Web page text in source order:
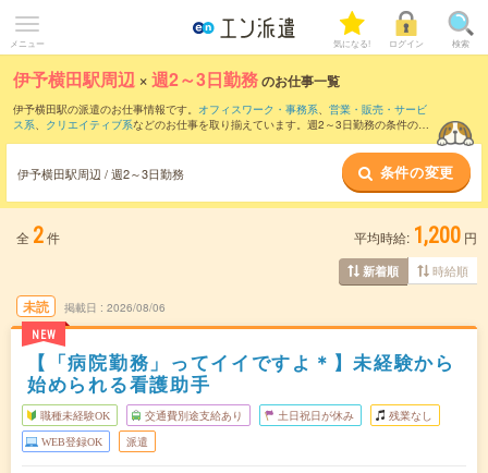
メニュー 気になる! ログイン 検索
伊予横田駅周辺 ×週2～3日勤務のお仕事一覧
伊予横田駅の派遣のお仕事情報です。 オフィスワーク・事務系、 営業・販売・サービ
ス系、 クリエイティブ系などのお仕事を取り揃えています。週2～3日勤務の条件の他
伊予横田駅周辺 / 週2～3日勤務 条件の変更
全 2件 平均時給: 1,200 円
新着順 時給順
未読
NEW
掲載日 2026/08/06
【「病院勤務」ってイイですよ＊】未経験から
始められる看護助手
職種未経験OK 交通費別途支給あり 土日祝日が休み 残業なし
WEB登録OK 派遣